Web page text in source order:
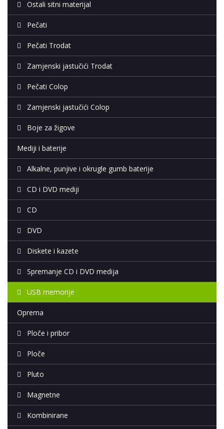
Ostali sitni materijal
Pečati
Pečati Trodat
Zamjenski jastučići Trodat
Pečati Colop
Zamjenski jastučići Colop
Boje za žigove
Mediji i baterije
Alkalne, punjive i okrugle gumb baterije
CD i DVD mediji
CD
DVD
Diskete i kazete
Spremanje CD i DVD medija
USB memorije
Oprema
Ploče i pribor
Ploče
Pluto
Magnetne
Kombinirane